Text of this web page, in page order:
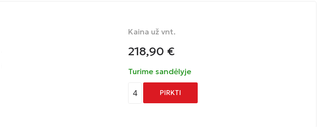
Kaina už vnt.
218,90 €
Turime sandėlyje
4 PIRKTI